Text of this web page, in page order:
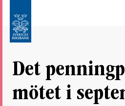
direkt
undersidor
Det
mötet i